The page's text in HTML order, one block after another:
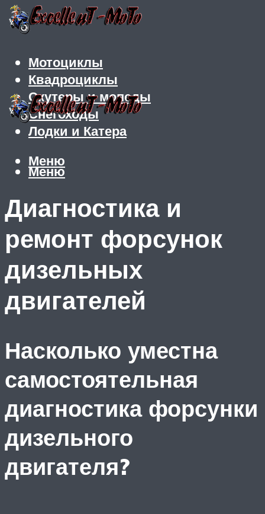
Мотоциклы
Квадроциклы
Скутеры и мопеды
Снегоходы
Лодки и Катера
Меню
Меню
Диагностика и
ремонт форсунок
дизельных
двигателей
Насколько уместна
самостоятельная
диагностика форсунки
дизельного
двигателя?